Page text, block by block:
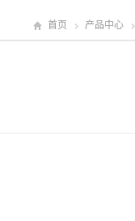
首页 产品中心